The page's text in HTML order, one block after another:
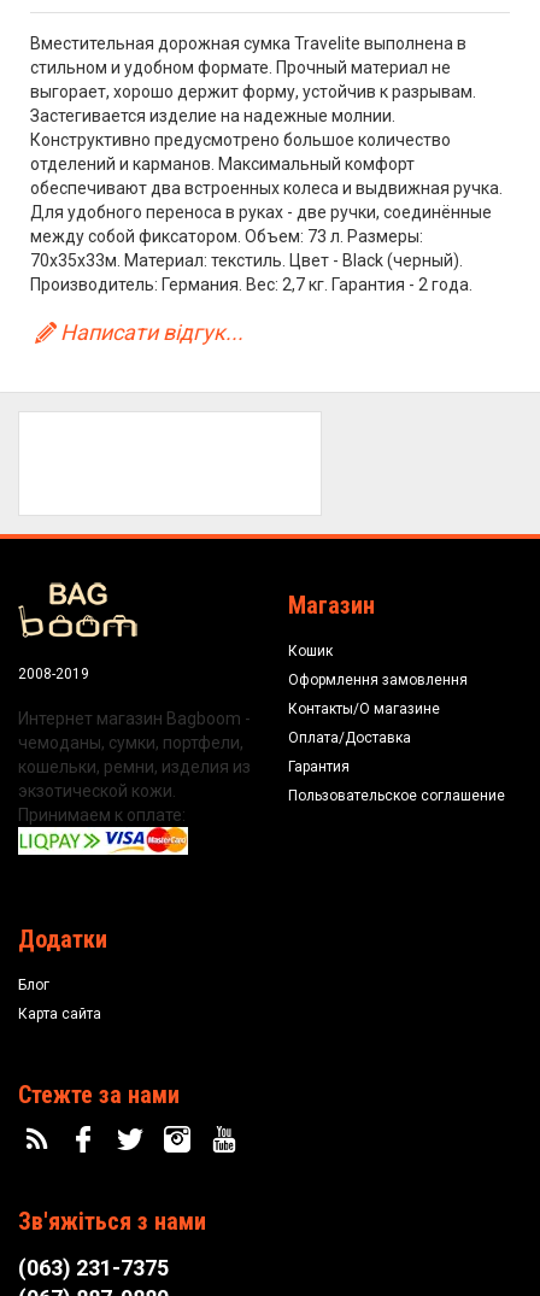
Вместительная дорожная сумка Travelite выполнена в
стильном и удобном формате. Прочный материал не
выгорает, хорошо держит форму, устойчив к разрывам.
Застегивается изделие на надежные молнии.
Конструктивно предусмотрено большое количество
отделений и карманов. Максимальный комфорт
обеспечивают два встроенных колеса и выдвижная ручка.
Для удобного переноса в руках - две ручки, соединённые
между собой фиксатором. Объем: 73 л. Размеры:
70x35x33м. Материал: текстиль. Цвет - Black (черный).
Производитель: Германия. Вес: 2,7 кг. Гарантия - 2 года.
Написати відгук...
2008-2019
Интернет магазин Bagboom -
чемоданы, сумки, портфели,
кошельки, ремни, изделия из
экзотической кожи.
Принимаем к оплате:
Магазин
Кошик
Оформлення замовлення
Контакты/О магазине
Оплата/Доставка
Гарантия
Пользовательское соглашение
Додатки
Блог
Карта сайта
Стежте за нами
Зв'яжіться з нами
(063) 231-7375